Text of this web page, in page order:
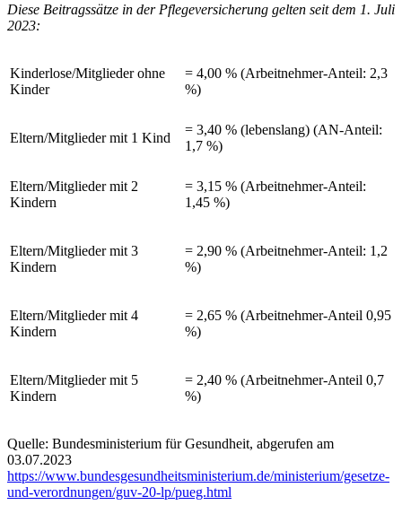
Diese Beitragssätze in der Pflegeversicherung gelten seit dem 1. Juli
2023:
Kinderlose/Mitglieder ohne
Kinder
= 4,00 % (Arbeitnehmer-Anteil: 2,3
%)
Eltern/Mitglieder mit 1 Kind
= 3,40 % (lebenslang) (AN-Anteil:
1,7 %)
Eltern/Mitglieder mit 2
Kindern
= 3,15 % (Arbeitnehmer-Anteil:
1,45 %)
Eltern/Mitglieder mit 3
Kindern
= 2,90 % (Arbeitnehmer-Anteil: 1,2
%)
Eltern/Mitglieder mit 4
Kindern
= 2,65 % (Arbeitnehmer-Anteil 0,95
%)
Eltern/Mitglieder mit 5
Kindern
= 2,40 % (Arbeitnehmer-Anteil 0,7
%)
Quelle: Bundesministerium für Gesundheit, abgerufen am
03.07.2023
https://www.bundesgesundheitsministerium.de/ministerium/gesetze-
und-verordnungen/guv-20-lp/pueg.html